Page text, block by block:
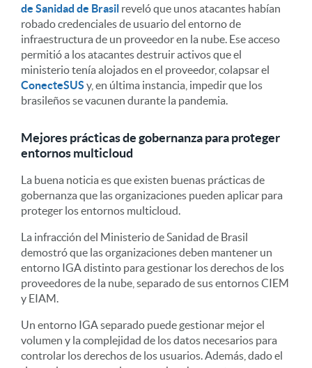
de Sanidad de Brasil reveló que unos atacantes habían
robado credenciales de usuario del entorno de
infraestructura de un proveedor en la nube. Ese acceso
permitió a los atacantes destruir activos que el
ministerio tenía alojados en el proveedor, colapsar el
ConecteSUS y, en última instancia, impedir que los
brasileños se vacunen durante la pandemia.
Mejores prácticas de gobernanza para proteger
entornos multicloud
La buena noticia es que existen buenas prácticas de
gobernanza que las organizaciones pueden aplicar para
proteger los entornos multicloud.
La infracción del Ministerio de Sanidad de Brasil
demostró que las organizaciones deben mantener un
entorno IGA distinto para gestionar los derechos de los
proveedores de la nube, separado de sus entornos CIEM
y EIAM.
Un entorno IGA separado puede gestionar mejor el
volumen y la complejidad de los datos necesarios para
controlar los derechos de los usuarios. Además, dado el